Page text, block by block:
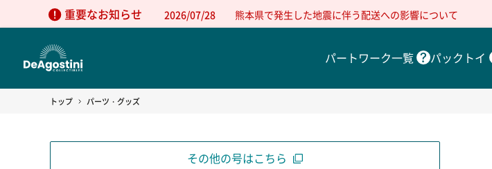
2026/07/28
重要なお知らせ 熊本県で発生した地震に伴う配送への影響について
パートワーク一覧 パックトイ
トップ パーツ・グッズ
その他の号はこちら